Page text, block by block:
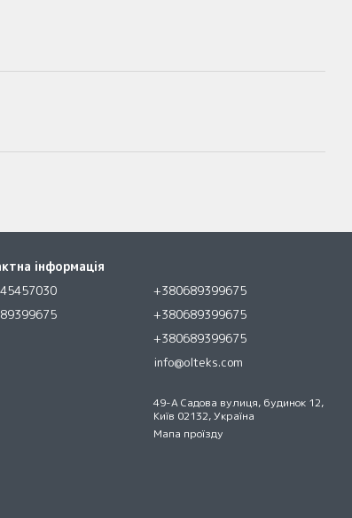
інформація
+380689399675
+380689399675
+380689399675
info@olteks.com
49-A Cадова вулиця, будинок 12,
Київ 02132, Україна
Мапа проїзду